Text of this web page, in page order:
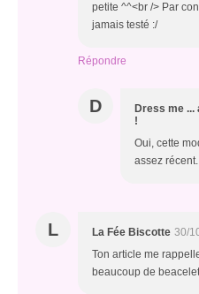
petite ^^<br /> Par
jamais testé :/
Répondre
D
Dress me ...
!
Oui, cette
assez récent.
L La Fée Biscotte 30/
Ton article me
beaucoup de